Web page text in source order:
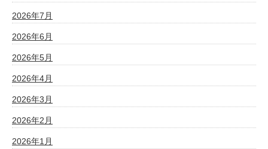
2026年7月
2026年6月
2026年5月
2026年4月
2026年3月
2026年2月
2026年1月